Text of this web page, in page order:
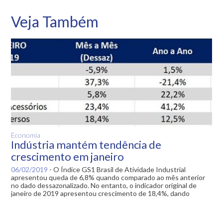
Veja Também
Economia
Indústria mantém tendência de
crescimento em janeiro
06/02/2019 -O Índice GS1 Brasil de Atividade Industrial
apresentou queda de 6,8% quando comparado ao mês anterior
no dado dessazonalizado. No entanto, o indicador original de
janeiro de 2019 apresentou crescimento de 18,4%, dando